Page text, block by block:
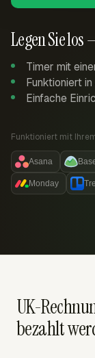
Legen Sie los
Timer mit
Funktioniert
Einfache
Funktioniert mit
Asana
Monday
UK-
bezahlt